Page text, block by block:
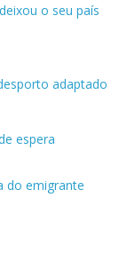
o seu país
adaptado
espera
do emigrante